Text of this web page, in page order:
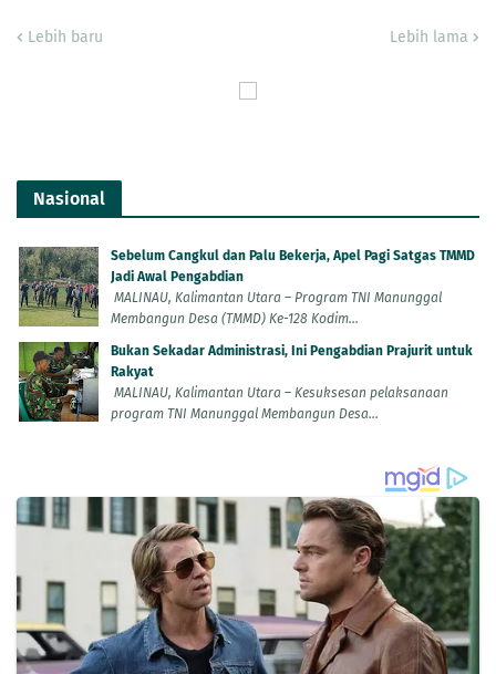
Lebih baru Lebih lama
Nasional
Sebelum Cangkul dan Palu Bekerja, Apel Pagi Satgas TMMD
Jadi Awal Pengabdian
MALINAU, Kalimantan Utara – Program TNI Manunggal
Membangun Desa (TMMD) Ke-128 Kodim...
Bukan Sekadar Administrasi, Ini Pengabdian Prajurit untuk
Rakyat
MALINAU, Kalimantan Utara – Kesuksesan pelaksanaan
program TNI Manunggal Membangun Desa...